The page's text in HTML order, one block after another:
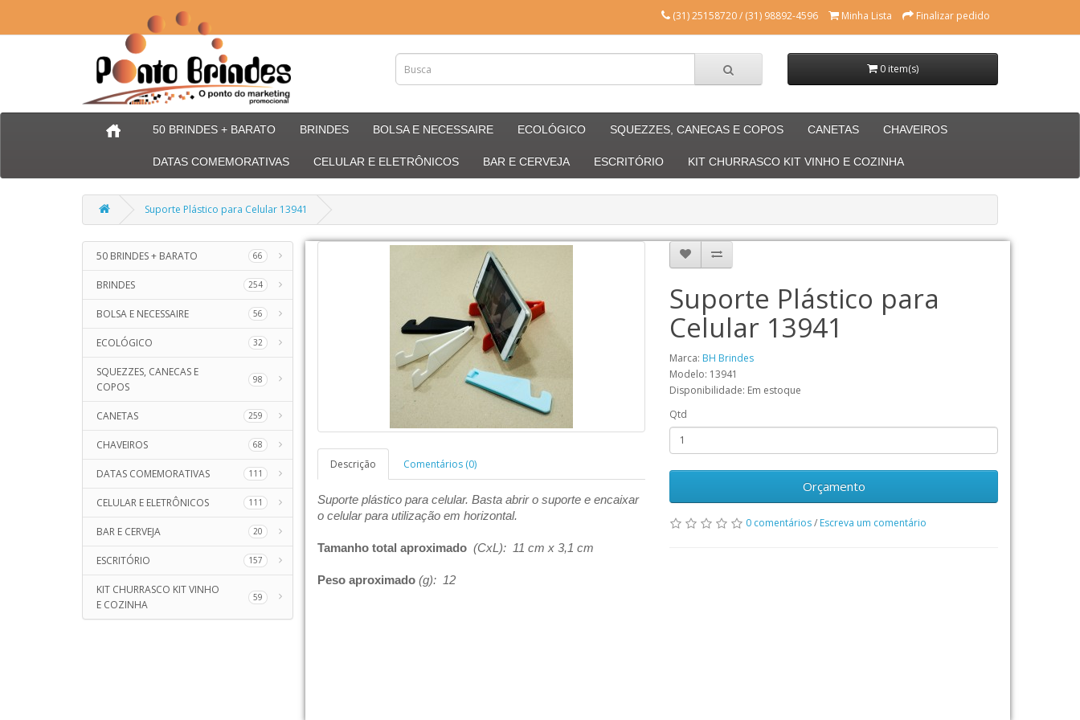
(31) 25158720 / (31) 98892-4596 Minha Lista Finalizar pedido
0 item(s)
50 BRINDES + BARATO BRINDES BOLSA E NECESSAIRE ECOLÓGICO SQUEZZES, CANECAS E COPOS CANETAS CHAVEIROS
DATAS COMEMORATIVAS CELULAR E ELETRÔNICOS BAR E CERVEJA ESCRITÓRIO KIT CHURRASCO KIT VINHO E COZINHA
Suporte Plástico para Celular 13941
50 BRINDES + BARATO 66
BRINDES 254
BOLSA E NECESSAIRE 56
ECOLÓGICO 32
SQUEZZES, CANECAS E
COPOS
98
CANETAS 259
CHAVEIROS 68
DATAS COMEMORATIVAS 111
CELULAR E ELETRÔNICOS 111
BAR E CERVEJA 20
ESCRITÓRIO 157
KIT CHURRASCO KIT VINHO
E COZINHA
59
Descrição Comentários (0)
Suporte plástico para celular. Basta abrir o suporte e encaixar
o celular para utilização em horizontal.
Tamanho total aproximado (CxL): 11 cm x 3,1 cm
Peso aproximado(g): 12
Suporte Plástico para
Celular 13941
Marca: BH Brindes
Modelo: 13941
Disponibilidade: Em estoque
Qtd
Orçamento
0 comentários/ Escreva um comentário